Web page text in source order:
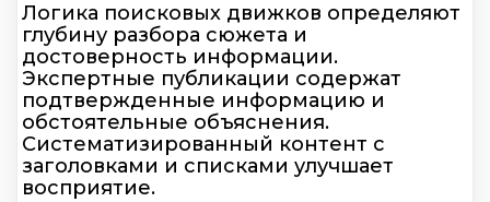
Логика поисковых движков определяют
глубину разбора сюжета и
достоверность информации.
Экспертные публикации содержат
подтвержденные информацию и
обстоятельные объяснения.
Систематизированный контент с
заголовками и списками улучшает
восприятие.